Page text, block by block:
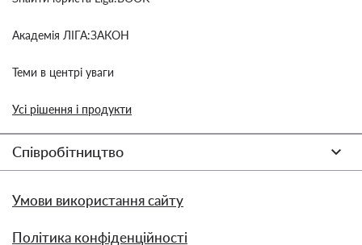
Академія ЛІГА:ЗАКОН
Теми в центрі уваги
Усі рішення і продукти
Співробітництво
Умови використання сайту
Політика конфіденційності